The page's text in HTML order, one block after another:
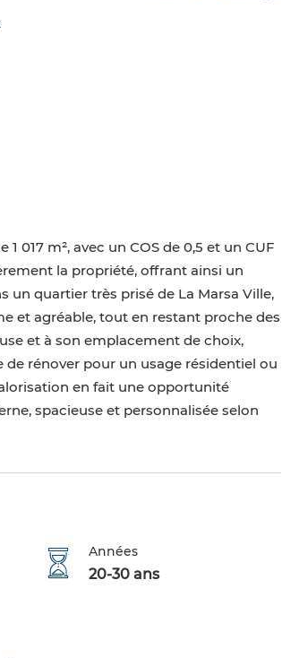
017 m², avec un COS de 0,5 et un CUF
la propriété, offrant ainsi un
un quartier très prisé de La Marsa Ville,
et agréable, tout en restant proche des
et à son emplacement de choix,
de rénover pour un usage résidentiel ou
en fait une opportunité
spacieuse et personnalisée selon
Années
20-30 ans